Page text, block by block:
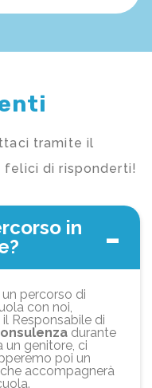
tramite il
di risponderti!
in
percorso di
con noi,
Responsabile di
durante
un genitore, ci
poi un
accompagnerà